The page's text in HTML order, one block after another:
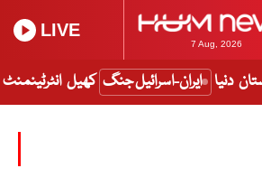
7 Aug, 2026
LIVE
دنیا ایران-اسرائیل جنگ کھیل انٹرٹینمنٹ